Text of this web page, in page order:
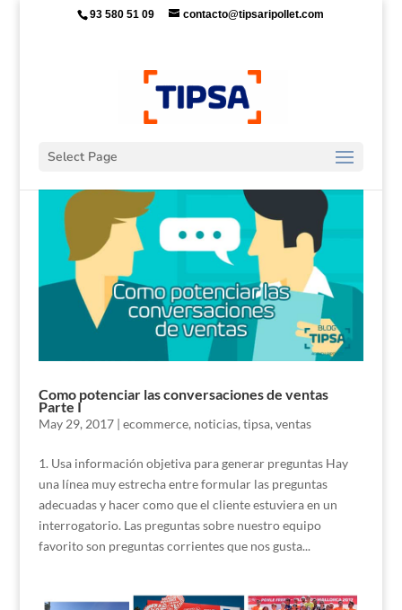
93 580 51 09 contacto@tipsaripollet.com
Select Page
Como potenciar las conversaciones de ventas
Parte I
May 29, 2017| ecommerce, noticias, tipsa, ventas
1. Usa información objetiva para generar preguntas Hay
una línea muy estrecha entre formular las preguntas
adecuadas y hacer como que el cliente estuviera en un
interrogatorio. Las preguntas sobre nuestro equipo
favorito son preguntas corrientes que nos gusta...